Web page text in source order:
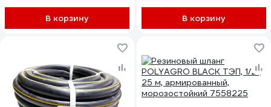
В корзину В корзину